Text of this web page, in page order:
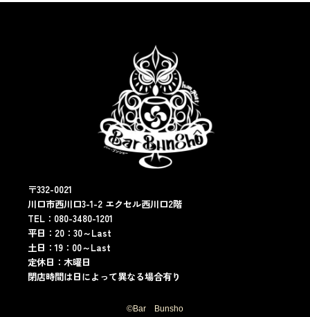
〒332-0021
川口市西川口3-1-2 エクセル西川口2階
TEL：080-3480-1201
平日：20：30～Last
土日：19：00～Last
定休日：木曜日
閉店時間は日によって異なる場合有り
©︎Bar Bunsho